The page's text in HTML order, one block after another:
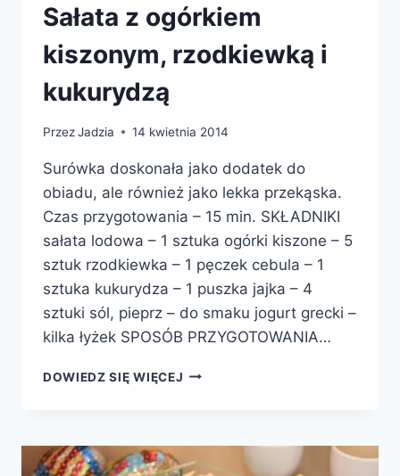
Sałata z ogórkiem
kiszonym, rzodkiewką i
kukurydzą
PrzezJadzia 14 kwietnia 2014
Surówka doskonała jako dodatek do
obiadu, ale również jako lekka przekąska.
Czas przygotowania – 15 min. SKŁADNIKI
sałata lodowa – 1 sztuka ogórki kiszone – 5
sztuk rzodkiewka – 1 pęczek cebula – 1
sztuka kukurydza – 1 puszka jajka – 4
sztuki sól, pieprz – do smaku jogurt grecki –
kilka łyżek SPOSÓB PRZYGOTOWANIA…
DOWIEDZ SIĘ WIĘCEJ SAŁATA
RZODKIEWKĄ
I